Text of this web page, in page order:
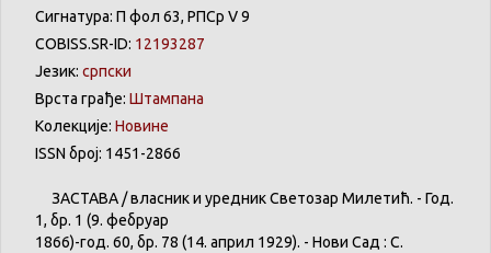
Сигнатура: П фол 63, РПСр V 9
COBISS.SR-ID: 12193287
Језик: српски
Врста грађе: Штампана
Колекције: Новине
ISSN број: 1451-2866
ЗАСТАВА/власники уредникСветозар Милетић. - Год.
1, бр. 1 (9. фебруар
1866)-год. 60, бр. 78 (14. април 1929). - Нови Сад : С.